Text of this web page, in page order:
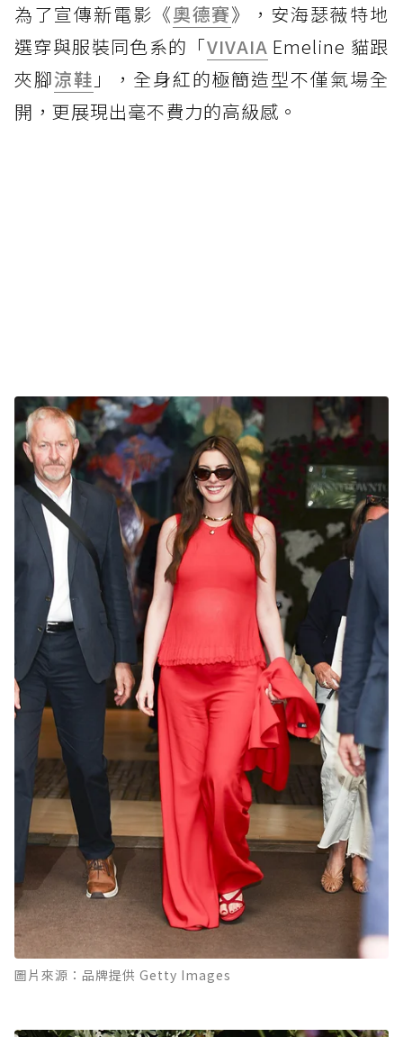
為了宣傳新電影《奧德賽》，安海瑟薇特地
選穿與服裝同色系的「VIVAIA Emeline 貓跟
夾腳涼鞋 」，全身紅的極簡造型不僅氣場全
開，更展現出毫不費力的高級感。
圖片來源：品牌提供 Getty Images